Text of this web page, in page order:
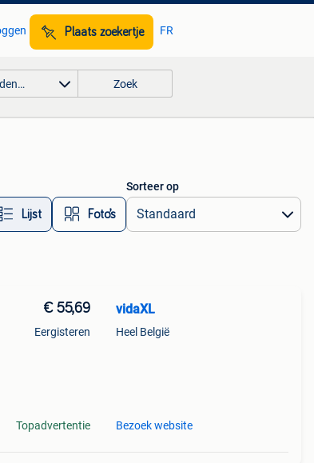
Plaats zoekertje FR
Zoek
Lijst Foto’s
Sorteer op
€ 55,69
Eergisteren
Topadvertentie
vidaXL
Heel België
Bezoek website